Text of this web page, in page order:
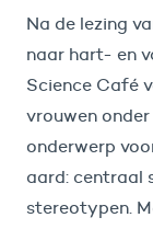
Na de lezing
naar hart- en
Science Café
vrouwen
onderwerp
aard: centraal
stereotypen.